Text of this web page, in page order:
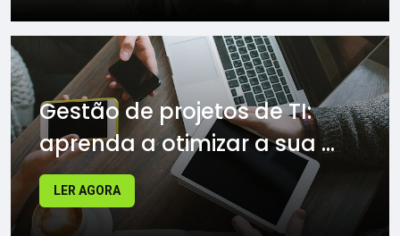
Gestão de projetos de TI:
aprenda a otimizar a sua ...
LER AGORA